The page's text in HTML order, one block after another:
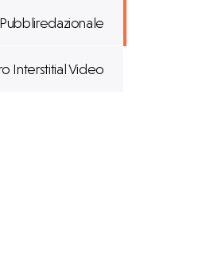
Pubbliredazionale
Interstitial Video